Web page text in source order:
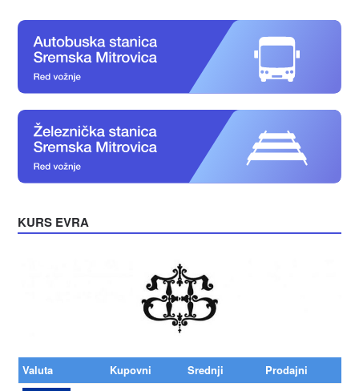
KURS EVRA
Valuta Kupovni Srednji Prodajni